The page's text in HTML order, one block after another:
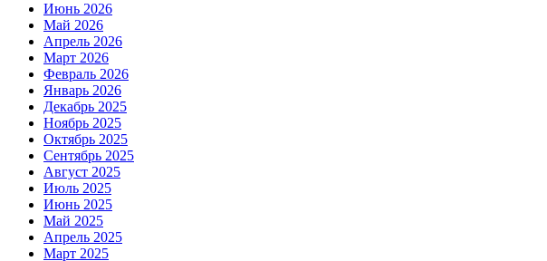
Июнь 2026
Май 2026
Апрель 2026
Март 2026
Февраль 2026
Январь 2026
Декабрь 2025
Ноябрь 2025
Октябрь 2025
Сентябрь 2025
Август 2025
Июль 2025
Июнь 2025
Май 2025
Апрель 2025
Март 2025